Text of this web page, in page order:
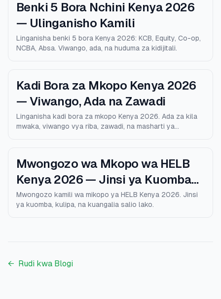
Benki 5 Bora Nchini Kenya 2026
— Ulinganisho Kamili
Linganisha benki 5 bora Kenya 2026: KCB, Equity, Co-op,
NCBA, Absa. Viwango, ada, na huduma za kidijitali.
Kadi Bora za Mkopo Kenya 2026
— Viwango, Ada na Zawadi
Linganisha kadi bora za mkopo Kenya 2026. Ada za kila
mwaka, viwango vya riba, zawadi, na masharti ya
Mwongozo wa Mkopo wa HELB
Kenya 2026 — Jinsi ya Kuomba
na Kulipa
Mwongozo kamili wa mikopo ya HELB Kenya 2026. Jinsi
ya kuomba, kulipa, na kuangalia salio lako.
← Rudi kwa Blogi